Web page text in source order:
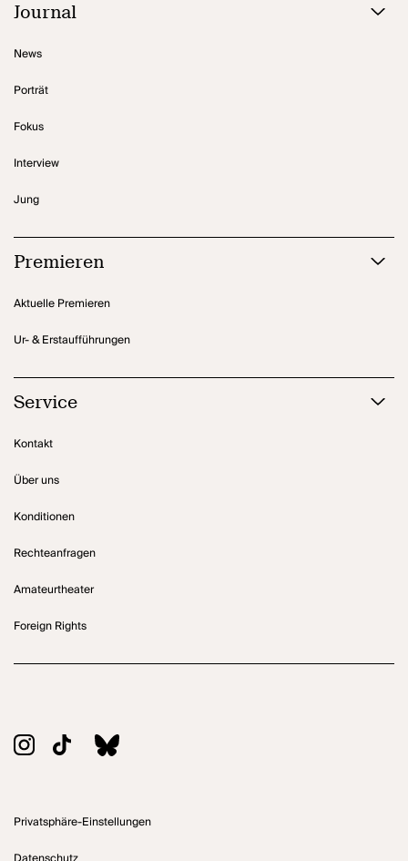
Journal
News
Porträt
Fokus
Interview
Jung
Premieren
Aktuelle Premieren
Ur- & Erstaufführungen
Service
Kontakt
Über uns
Konditionen
Rechteanfragen
Amateurtheater
Foreign Rights
Privatsphäre-Einstellungen